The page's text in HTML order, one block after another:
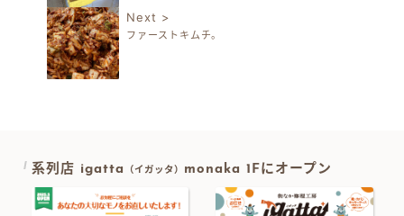
Next >
ファーストキムチ。
系列店 igatta （イガッタ） monaka 1Fにオープン